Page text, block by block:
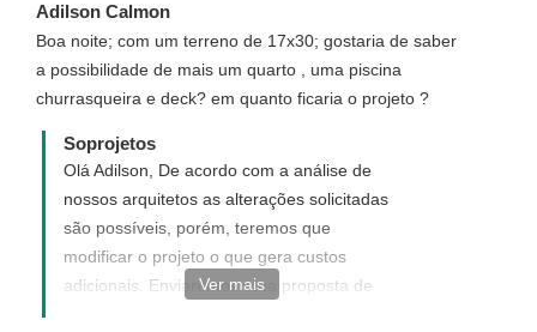
Adilson Calmon
Boa noite; com um terreno de 17x30; gostaria de saber
a possibilidade de mais um quarto , uma piscina
churrasqueira e deck? em quanto ficaria o projeto ?
Soprojetos
Olá Adilson, De acordo com a análise de
nossos arquitetos as alterações solicitadas
são possíveis, porém, teremos que
modificar o projeto o que gera custos
adicionais. Enviaremos uma proposta de
Ver mais